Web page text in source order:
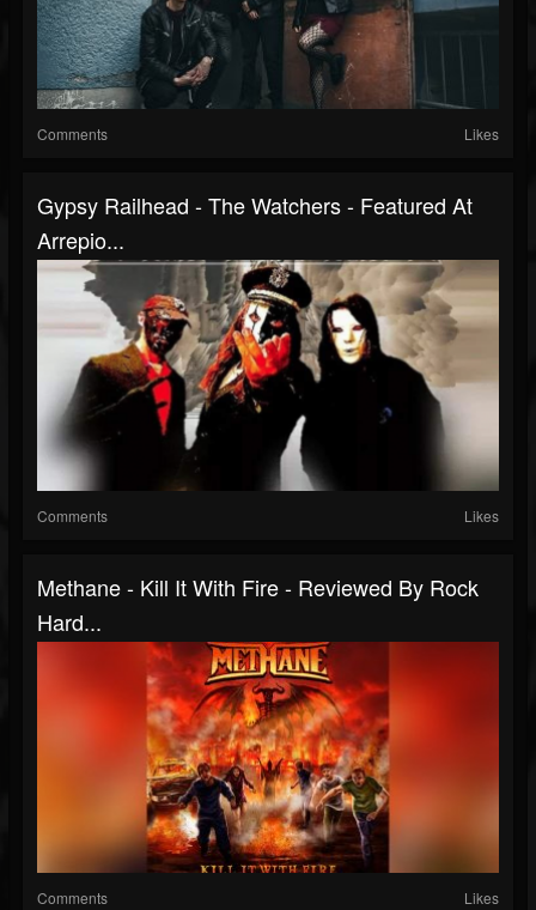
Comments Likes
Gypsy Railhead - The Watchers - Featured At
Arrepio...
Comments Likes
Methane - Kill It With Fire - Reviewed By Rock
Hard...
Comments Likes